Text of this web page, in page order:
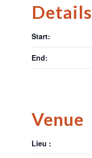
Details
Start:
End:
Venue
Lieu :